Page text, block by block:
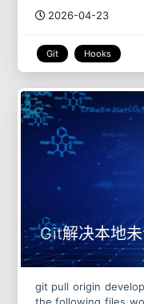
文将带你全面了解 Git
2026-04-23
Git Hooks
Git解决本地
git pull origin